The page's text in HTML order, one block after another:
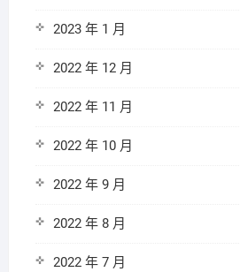
2023 年 1 月
2022 年 12 月
2022 年 11 月
2022 年 10 月
2022 年 9 月
2022 年 8 月
2022 年 7 月